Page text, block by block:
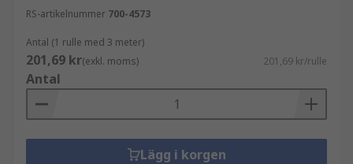
RS-artikelnummer 700-4573
Antal (1 rulle med 3 meter)
201,69 kr(exkl. moms) 201,69 kr/rulle
Antal
Lägg i korgen